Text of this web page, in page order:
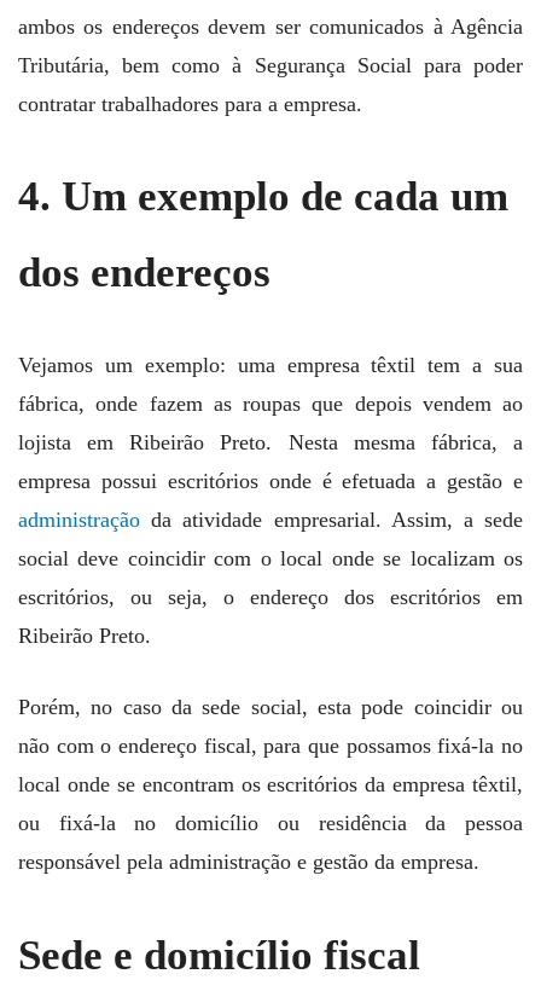
ambos os endereços devem ser comunicados à Agência
Tributária, bem como à Segurança Social para poder
contratar trabalhadores para a empresa.
4. Um exemplo de cada um
dos endereços
Vejamos um exemplo: uma empresa têxtil tem a sua
fábrica, onde fazem as roupas que depois vendem ao
lojista em Ribeirão Preto. Nesta mesma fábrica, a
empresa possui escritórios onde é efetuada a gestão e
administração da atividade empresarial. Assim, a sede
social deve coincidir com o local onde se localizam os
escritórios, ou seja, o endereço dos escritórios em
Ribeirão Preto.
Porém, no caso da sede social, esta pode coincidir ou
não com o endereço fiscal, para que possamos fixá-la no
local onde se encontram os escritórios da empresa têxtil,
ou fixá-la no domicílio ou residência da pessoa
responsável pela administração e gestão da empresa.
Sede e domicílio fiscal